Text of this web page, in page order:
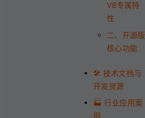
V8专属特
性
二、开源版
核心功能
🛠️ 技术文档与
开发资源
🏭 行业应用案
例